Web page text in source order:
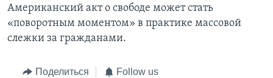
Американский акт о свободе может стать
«поворотным моментом» в практике массовой
слежки за гражданами.
Поделиться Follow us